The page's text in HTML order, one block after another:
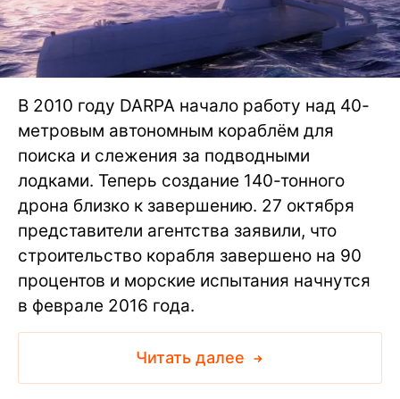
В 2010 году DARPA начало работу над 40-
метровым автономным кораблём для
поиска и слежения за подводными
лодками. Теперь создание 140-тонного
дрона близко к завершению. 27 октября
представители агентства заявили, что
строительство корабля завершено на 90
процентов и морские испытания начнутся
в феврале 2016 года.
Читать далее